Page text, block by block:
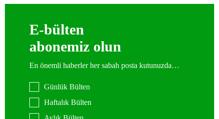
E-bülten
abonemiz olun
En önemli haberler her sabah posta kutunuzda…
Günlük Bülten
Haftalık Bülten